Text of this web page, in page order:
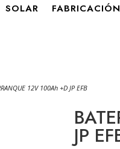
SOLAR
12V 100Ah +D JP EFB
JP